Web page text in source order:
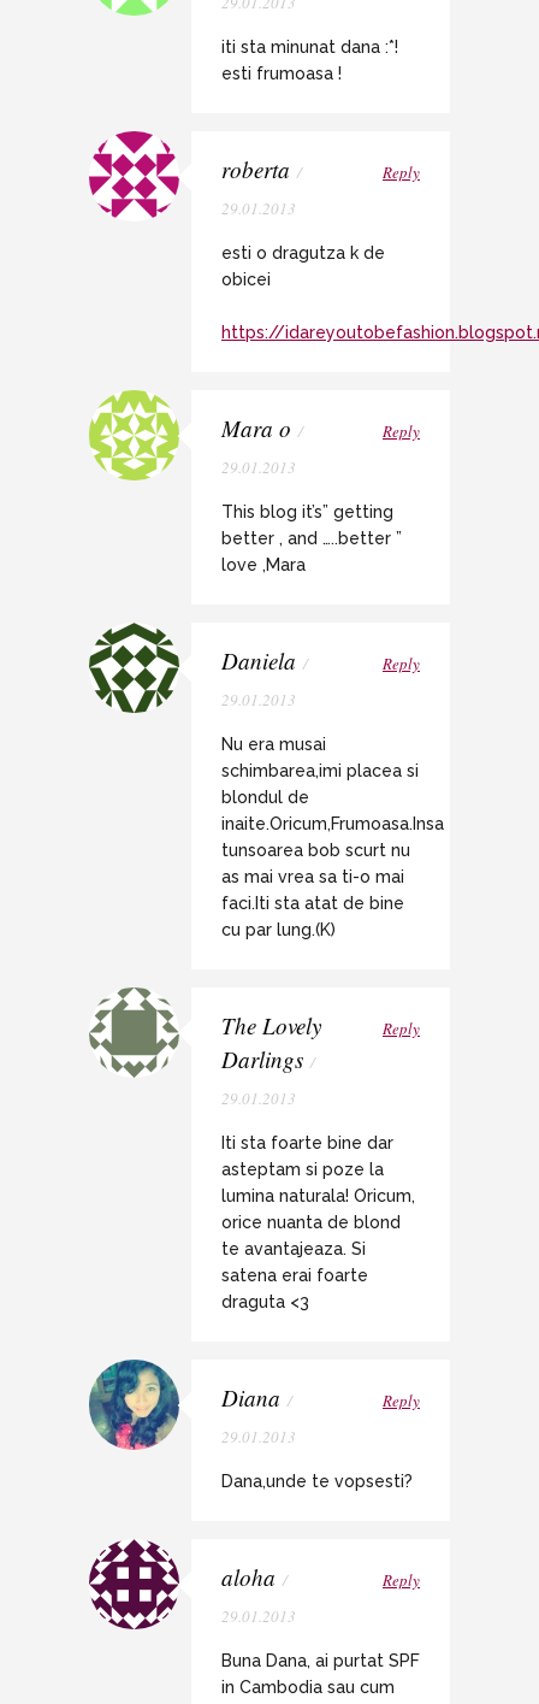
iti sta minunat dana :*!
esti frumoasa !
roberta /
29.01.2013
Reply
esti o dragutza k de
obicei
https://
Mara o /
29.01.2013
Reply
This blog it’s” getting
better , and …..better ”
love ,Mara
Daniela /
29.01.2013
Reply
Nu era musai
schimbarea,imi placea si
blondul de
inaite.Oricum,Frumoasa.Insa
tunsoarea bob scurt nu
as mai vrea sa ti-o mai
faci.Iti sta atat de bine
cu par lung.(K)
The Lovely
Darlings /
29.01.2013
Reply
Iti sta foarte bine dar
asteptam si poze la
lumina naturala! Oricum,
orice nuanta de blond
te avantajeaza. Si
satena erai foarte
draguta <3
Diana /
29.01.2013
Reply
Dana,unde te vopsesti?
aloha /
29.01.2013
Reply
Buna Dana, ai purtat SPF
in Cambodia sau cum